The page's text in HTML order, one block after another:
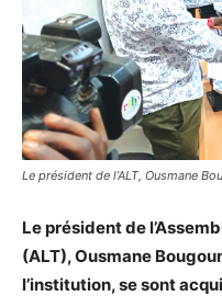
Le président de l’ALT, Ousmane
Le président de
(ALT), Ousmane
l’institution, se sont